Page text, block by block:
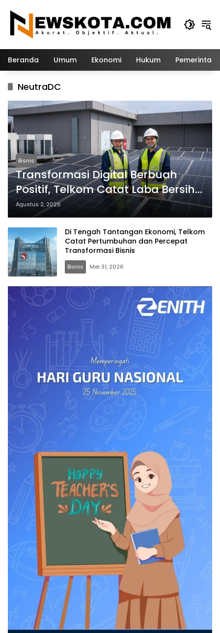
konten
Beranda Umum Ekonomi Hukum
NeutraDC
Bisnis
Transformasi Digital Berbuah
Positif, Telkom Catat Laba Bersih
Rp10,6 Triliun di Semester I 2026
Agustus 2, 2026
Di Tengah Tantangan Ekonomi, Telkom
Catat Pertumbuhan dan Percepat
Transformasi Bisnis
Bisnis Mei 31, 2026